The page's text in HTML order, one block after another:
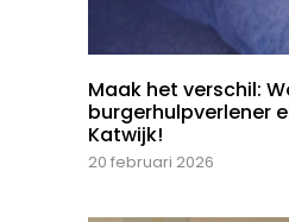
Maak het verschil:
burgerhulpverlener
Katwijk!
20 februari 2026